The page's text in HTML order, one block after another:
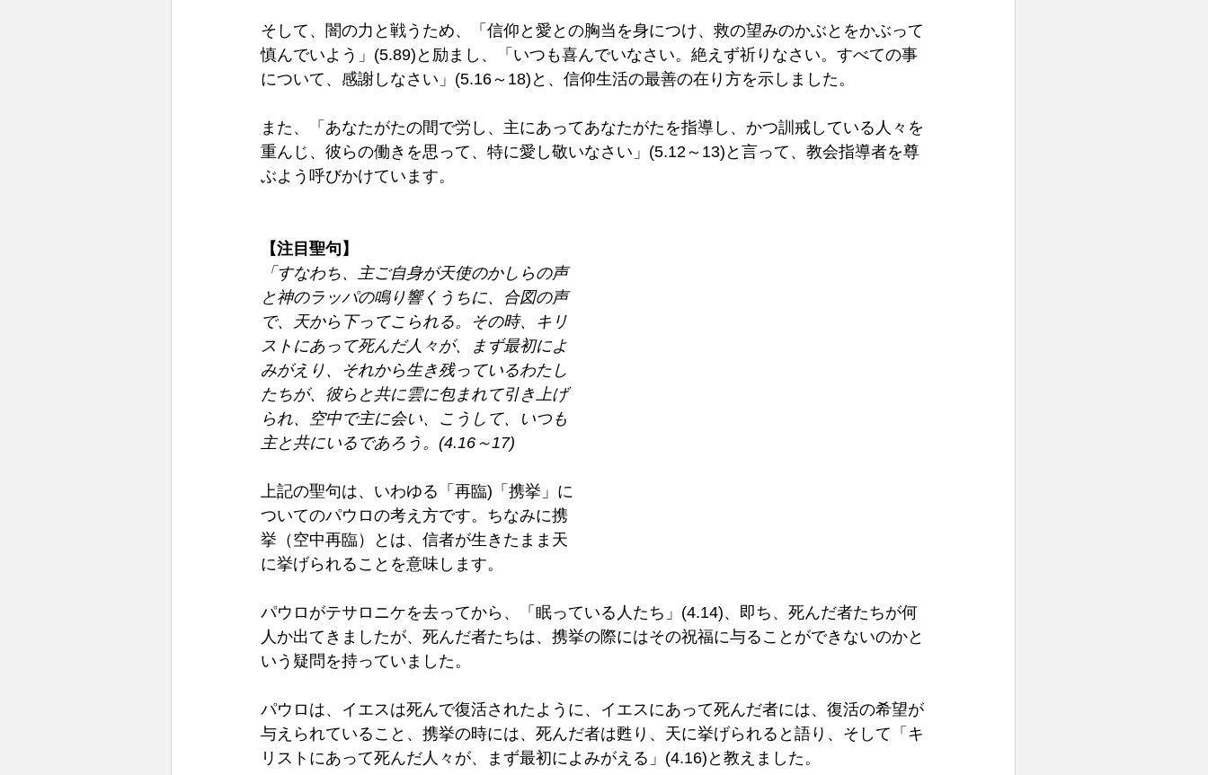
そして、闇の力と戦うため、「信仰と愛との胸当を身につけ、救の望みのかぶとをかぶって
慎んでいよう」(5.89)と励まし、「いつも喜んでいなさい。絶えず祈りなさい。すべての事
について、感謝しなさい」(5.16～18)と、信仰生活の最善の在り方を示しました。
また、「あなたがたの間で労し、主にあってあなたがたを指導し、かつ訓戒している人々を
重んじ、彼らの働きを思って、特に愛し敬いなさい」(5.12～13)と言って、教会指導者を尊
ぶよう呼びかけています。
【注目聖句】
「すなわち、主ご自身が天使のかしらの声
と神のラッパの鳴り響くうちに、合図の声
で、天から下ってこられる。その時、キリ
ストにあって死んだ人々が、まず最初によ
みがえり、それから生き残っているわたし
たちが、彼らと共に雲に包まれて引き上げ
られ、空中で主に会い、こうして、いつも
主と共にいるであろう。(4.16～17)
上記の聖句は、いわゆる「再臨)「携挙」に
ついてのパウロの考え方です。ちなみに携
挙（空中再臨）とは、信者が生きたまま天
に挙げられることを意味します。
パウロがテサロニケを去ってから、「眠っている人たち」(4.14)、即ち、死んだ者たちが何
人か出てきましたが、死んだ者たちは、携挙の際にはその祝福に与ることができないのかと
いう疑問を持っていました。
パウロは、イエスは死んで復活されたように、イエスにあって死んだ者には、復活の希望が
与えられていること、携挙の時には、死んだ者は甦り、天に挙げられると語り、そして「キ
リストにあって死んだ人々が、まず最初によみがえる」(4.16)と教えました。